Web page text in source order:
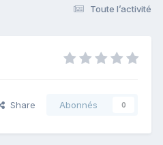
Toute l’activité
Share Abonnés 0